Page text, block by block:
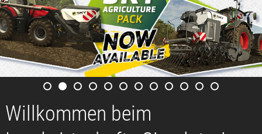
Willkommen beim